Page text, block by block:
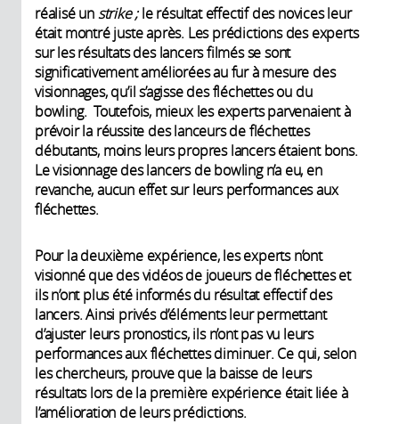
réalisé unstrike;le résultat effectif des novices leur
était montré juste après. Les prédictions des experts
sur les résultats des lancers filmés se sont
significativement améliorées au fur à mesure des
visionnages, qu’il s’agisse des fléchettes ou du
bowling. Toutefois, mieux les experts parvenaient à
prévoir la réussite des lanceurs de fléchettes
débutants, moins leurs propres lancers étaient bons.
Le visionnage des lancers de bowling n’a eu, en
revanche, aucun effet sur leurs performances aux
fléchettes.
Pour la deuxième expérience, les experts n’ont
visionné que des vidéos de joueurs de fléchettes et
ils n’ont plus été informés du résultat effectif des
lancers. Ainsi privés d’éléments leur permettant
d’ajuster leurs pronostics, ils n’ont pas vu leurs
performances aux fléchettes diminuer. Ce qui, selon
les chercheurs, prouve que la baisse de leurs
résultats lors de la première expérience était liée à
l’amélioration de leurs prédictions.